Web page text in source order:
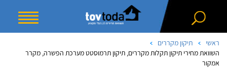
ראשי
תיקון מקררים
השוואת מחירי תיקון תקלות מקררים, תיקון תרמוסטט מערכת הפשרה, מקרר
אמקור